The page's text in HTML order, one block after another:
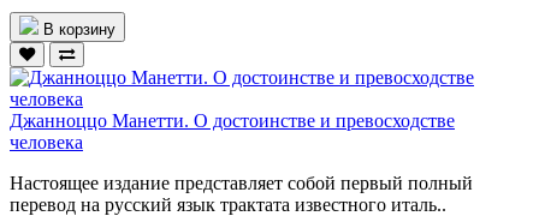
В корзину
Джанноццо Манетти. О достоинстве и превосходстве
человека
Настоящее издание представляет собой первый полный
перевод на русский язык трактата известного италь..